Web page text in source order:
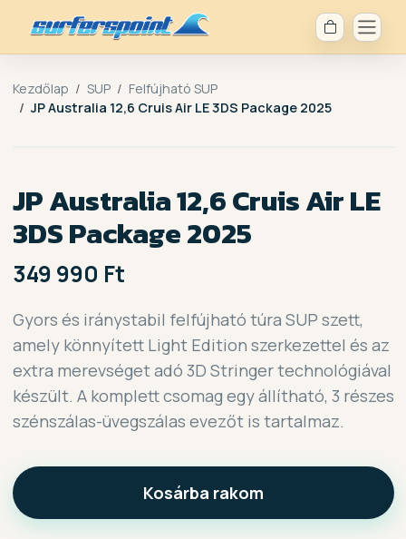
Kezdőlap SUP
Felfújható SUP
JP Australia 12,6 Cruis Air LE 3DS Package 2025
JP Australia 12,6 Cruis Air LE
3DS Package 2025
349 990 Ft
Gyors és iránystabil felfújható túra SUP szett,
amely könnyített Light Edition szerkezettel és az
extra merevséget adó 3D Stringer technológiával
készült. A komplett csomag egy állítható, 3 részes
szénszálas-üvegszálas evezőt is tartalmaz.
Kosárba rakom